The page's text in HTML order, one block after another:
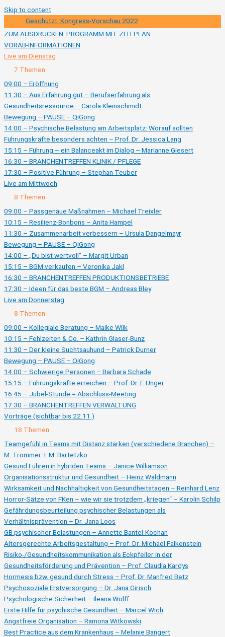
Skip to content
Geschützt: Kongress-Vorschau 2022
ZUM AUSDRUCKEN: PROGRAMM MIT ZEITPLAN
VORAB-INFORMATIONEN
Live am Dienstag
Zusammenklappen
Live
Dienstag
7 Themen
09:00 – Eröffnung
11:30 – Aus Erfahrung gut – Berufserfahrung als
Gesundheitsressource – Carola Kleinschmidt
Bewegung – PAUSE – QiGong
14:00 – Psychische Belastung am Arbeitsplatz: Worauf sollten
Führungskräfte besonders achten – Prof. Dr. Jessica Lang
15:15 – Führung – ein Balanceakt im Dialog – Marianne Giesert
16:30 – BRANCHENTREFFEN KLINIK / PFLEGE
17:30 – Positive Führung – Stephan Teuber
Live am Mittwoch
Ausklappen
Live
Mittwoch
8 Themen
09:00 – Passgenaue Maßnahmen – Michael Treixler
10:15 – Resilienz-Bonbons – Anita Hampel
11:30 – Zusammenarbeit verbessern – Ursula Dangelmayr
Bewegung – PAUSE – QiGong
14:00 – „Du bist wertvoll“ – Margit Urban
15:15 – BGM verkaufen – Veronika Jakl
16:30 – BRANCHENTREFFEN PRODUKTIONSBETRIEBE
17:30 – Ideen für das beste BGM – Andreas Bley
Live am Donnerstag
Ausklappen
Live
Donnerstag
8 Themen
09:00 – Kollegiale Beratung – Maike Wilk
10:15 – Fehlzeiten & Co. – Kathrin Glaser-Bunz
11:30 – Der kleine Suchtsauhund – Patrick Durner
Bewegung – PAUSE – QiGong
14:00 – Schwierige Personen – Barbara Schade
15:15 – Führungskräfte erreichen – Prof. Dr. F. Unger
16:45 – Jubel-Stunde = Abschluss-Meeting
17:30 – BRANCHENTREFFEN VERWALTUNG
Vorträge (sichtbar bis 22.11.)
Ausklappen
Vorträge
bis
22.11.)
18 Themen
Teamgefühl in Teams mit Distanz stärken (verschiedene Branchen) –
M. Trommer + M. Bartetzko
Gesund Führen in hybriden Teams – Janice Williamson
Organisationsstruktur und Gesundheit – Heinz Waldmann
Wirksamkeit und Nachhaltigkeit von Gesundheitstagen – Reinhard Lenz
Horror-Sätze von FKen – wie wir sie trotzdem „kriegen“ – Karolin Schilp
Gefährdungsbeurteilung psychischer Belastungen als
Verhältnisprävention – Dr. Jana Loos
GB psychischer Belastungen – Annette Bantel-Kochan
Altersgerechte Arbeitsgestaltung – Prof. Dr. Michael Falkenstein
Risiko-/Gesundheitskommunikation als Eckpfeiler in der
Gesundheitsförderung und Prävention – Prof. Claudia Kardys
Hormesis bzw. gesund durch Stress – Prof. Dr. Manfred Betz
Psychosoziale Erstversorgung – Dr. Jana Girisch
Psychologische Sicherheit – Ileana Wolff
Erste Hilfe für psychische Gesundheit – Marcel Wich
Angstfreie Organisation – Ramona Witkowski
Best Practice aus dem Krankenhaus – Melanie Bangert